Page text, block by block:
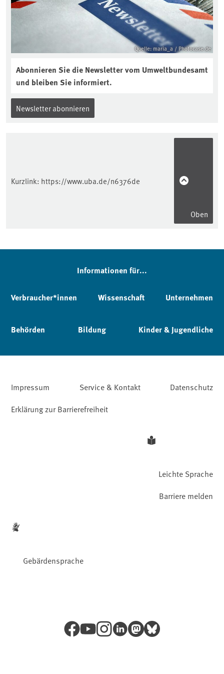
interview-die-kuer-der-krume/
Quelle: maria_a / Photocase.de
Abonnieren Sie die Newsletter vom Umweltbundesamt
und bleiben Sie informiert.
Newsletter abonnieren
Kurzlink: https://www.uba.de/n6376de
Oben
Informationen für...
Verbraucher*innen Wissenschaft Unternehmen
Behörden Bildung Kinder & Jugendliche
Impressum Service & Kontakt
Datenschutz
Erklärung zur Barrierefreiheit
Leichte Sprache
Gebärdensprache
Barriere melden